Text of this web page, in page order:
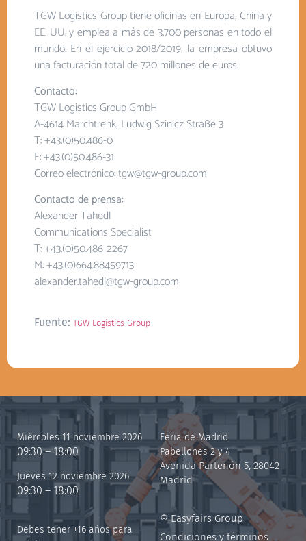
TGW Logistics Group tiene oficinas en Europa, China y
EE. UU. y emplea a más de 3.700 personas en todo el
mundo. En el ejercicio 2018/2019, la empresa obtuvo
una facturación total de 720 millones de euros.
Contacto:
TGW Logistics Group GmbH
A-4614 Marchtrenk, Ludwig Szinicz Straße 3
T: +43.(0)50.486-0
F: +43.(0)50.486-31
Correo electrónico: tgw@tgw-group.com
Contacto de prensa:
Alexander Tahedl
Communications Specialist
T: +43.(0)50.486-2267
M: +43.(0)664.88459713
alexander.tahedl@tgw-group.com
Fuente: TGW Logistics Group
Miércoles 11 noviembre 2026
09:30 – 18:00
Jueves 12 noviembre 2026
09:30 – 18:00
Debes tener +16 años para
Feria de Madrid
Pabellones 2 y 4
Avenida Partenón 5, 28042
Madrid
© Easyfairs Group
Condiciones y términos